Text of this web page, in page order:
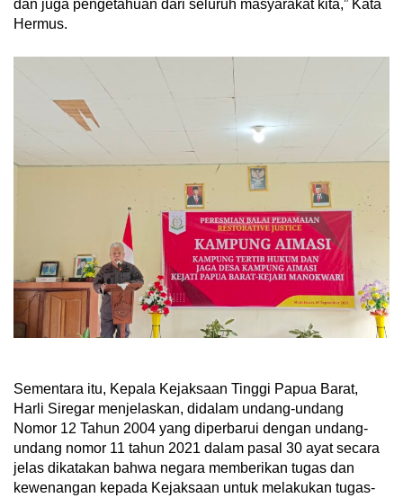
dan juga pengetahuan dari seluruh masyarakat kita,” Kata
Hermus.
Sementara itu, Kepala Kejaksaan Tinggi Papua Barat,
Harli Siregar menjelaskan, didalam undang-undang
Nomor 12 Tahun 2004 yang diperbarui dengan undang-
undang nomor 11 tahun 2021 dalam pasal 30 ayat secara
jelas dikatakan bahwa negara memberikan tugas dan
kewenangan kepada Kejaksaan untuk melakukan tugas-